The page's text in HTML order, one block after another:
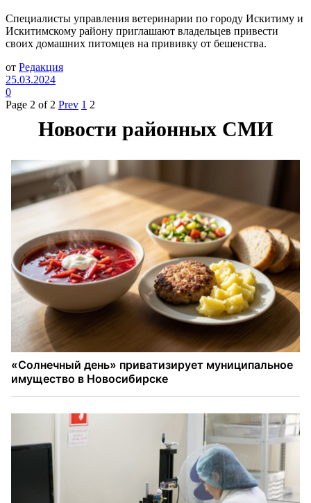
Специалисты управления ветеринарии по городу Искитиму и
Искитимскому району приглашают владельцев привести
своих домашних питомцев на прививку от бешенства.
от Редакция
25.03.2024
0
Page 2 of 2 Prev 1 2